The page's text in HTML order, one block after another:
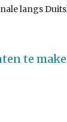
langs
te